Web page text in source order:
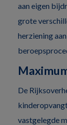
aan eigen
grote
herziening
De
vastgelegde